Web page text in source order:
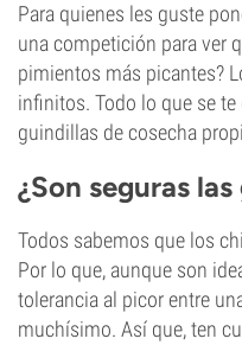
Para quienes les guste
una competición para ver
pimientos más picantes?
infinitos. Todo lo que se
guindillas de cosecha
¿Son seguras
Todos sabemos que los
Por lo que, aunque son
tolerancia al picor entre
muchísimo. Así que, ten